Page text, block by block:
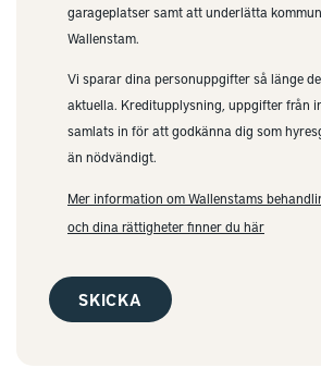
garageplatser samt att underlätta
Wallenstam.
Vi sparar dina personuppgifter så länge
aktuella. Kreditupplysning, uppgifter från
samlats in för att godkänna dig som
än nödvändigt.
Mer information om Wallenstams
och dina rättigheter finner du här